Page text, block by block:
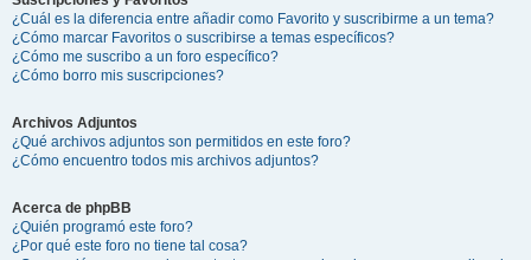
¿Cuál es la diferencia entre añadir como Favorito y suscribirme a un tema?
¿Cómo marcar Favoritos o suscribirse a temas específicos?
¿Cómo me suscribo a un foro específico?
¿Cómo borro mis suscripciones?
Archivos Adjuntos
¿Qué archivos adjuntos son permitidos en este foro?
¿Cómo encuentro todos mis archivos adjuntos?
Acerca de phpBB
¿Quién programó este foro?
¿Por qué este foro no tiene tal cosa?